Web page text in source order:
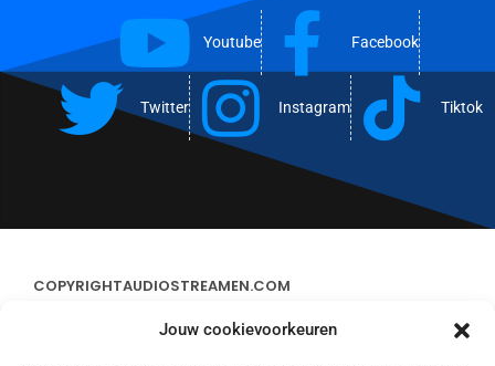
Jouw cookievoorkeuren
Youtube Facebook
Twitter Instagram Tiktok
COPYRIGHTAUDIOSTREAMEN.COM